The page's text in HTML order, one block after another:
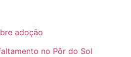
adoção
no Pôr do Sol